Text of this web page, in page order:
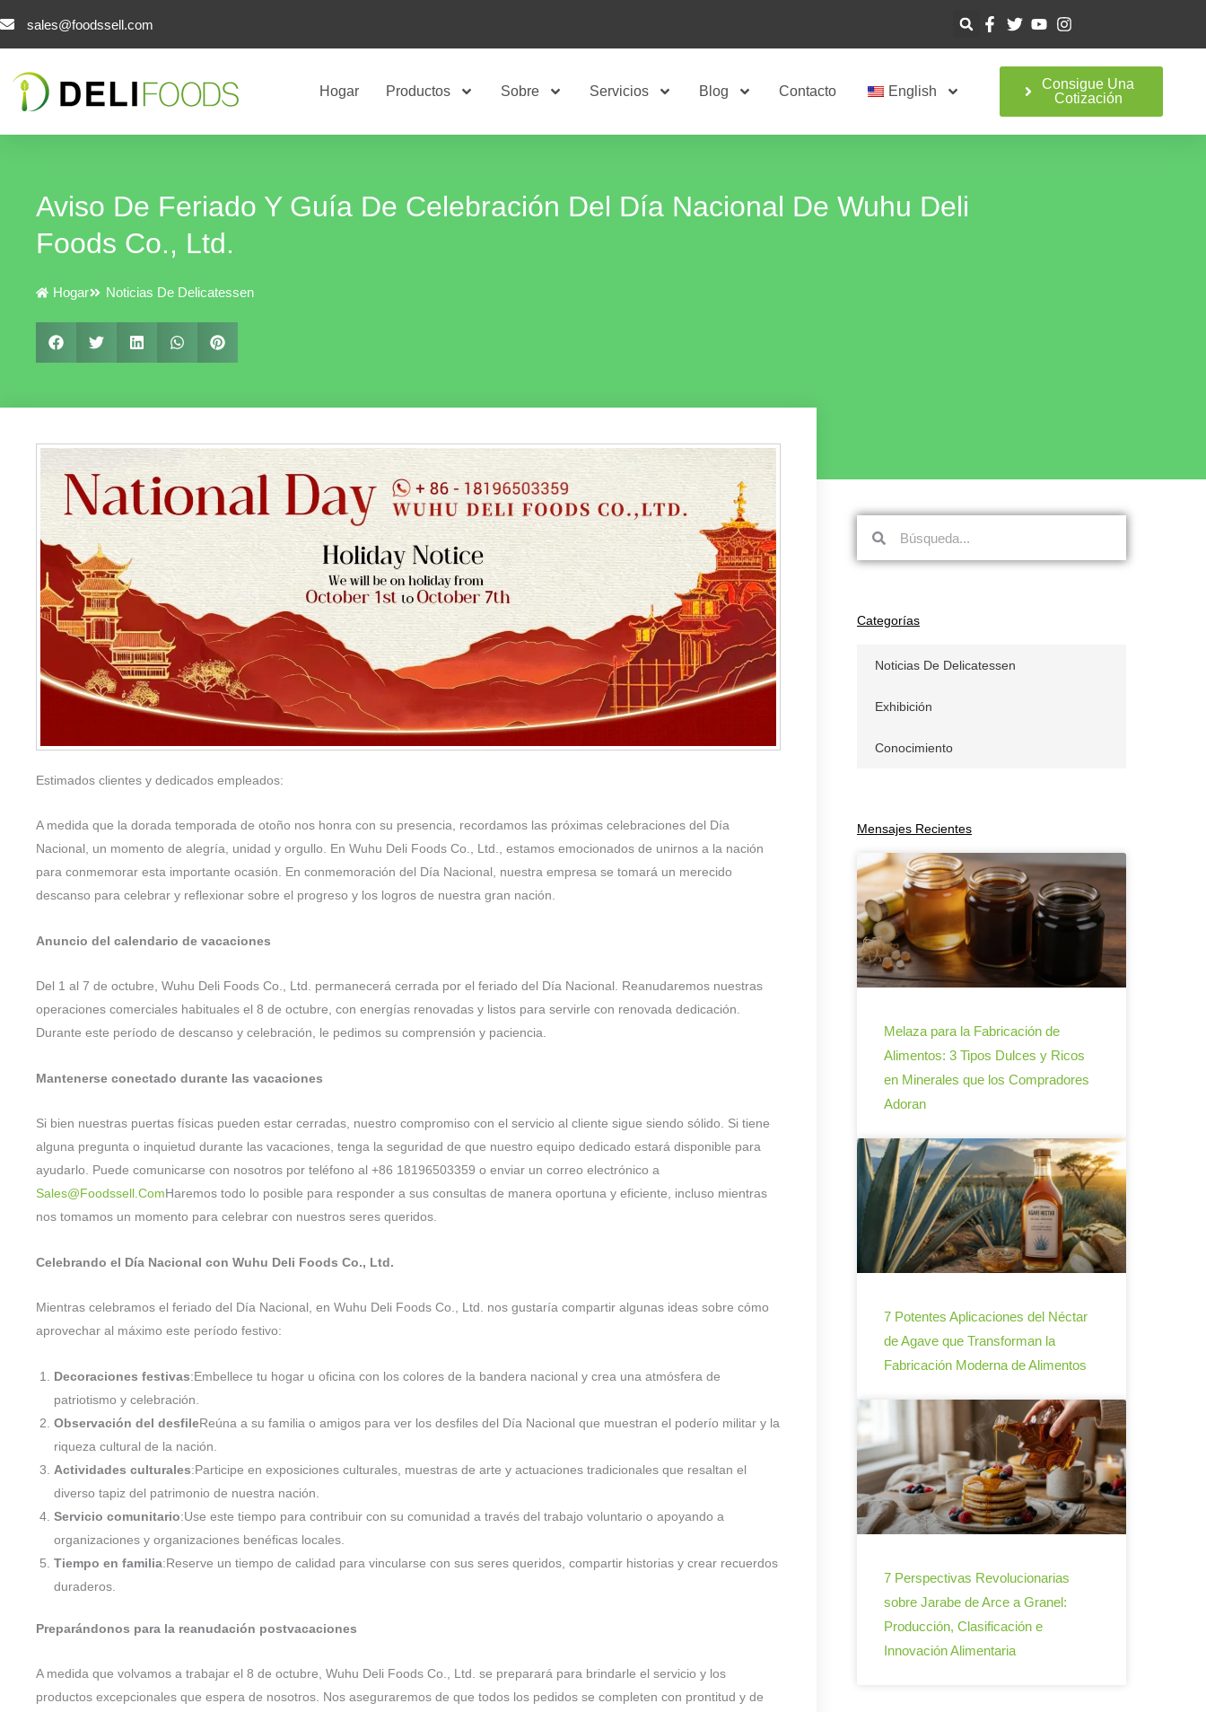
Vertical
sales@foodssell.com
Hogar Productos Sobre Servicios Blog Contacto English
Consigue Una
Cotización
Aviso De Feriado Y Guía De Celebración Del Día Nacional De Wuhu Deli
Foods Co., Ltd.
Hogar Noticias De Delicatessen
Estimados clientes y dedicados empleados:
A medida que la dorada temporada de otoño nos honra con su presencia, recordamos las próximas celebraciones del Día
Nacional, un momento de alegría, unidad y orgullo. En Wuhu Deli Foods Co., Ltd., estamos emocionados de unirnos a la nación
para conmemorar esta importante ocasión. En conmemoración del Día Nacional, nuestra empresa se tomará un merecido
descanso para celebrar y reflexionar sobre el progreso y los logros de nuestra gran nación.
Anuncio del calendario de vacaciones
Del 1 al 7 de octubre, Wuhu Deli Foods Co., Ltd. permanecerá cerrada por el feriado del Día Nacional. Reanudaremos nuestras
operaciones comerciales habituales el 8 de octubre, con energías renovadas y listos para servirle con renovada dedicación.
Durante este período de descanso y celebración, le pedimos su comprensión y paciencia.
Mantenerse conectado durante las vacaciones
Si bien nuestras puertas físicas pueden estar cerradas, nuestro compromiso con el servicio al cliente sigue siendo sólido. Si tiene
alguna pregunta o inquietud durante las vacaciones, tenga la seguridad de que nuestro equipo dedicado estará disponible para
ayudarlo. Puede comunicarse con nosotros por teléfono al +86 18196503359 o enviar un correo electrónico a
Sales@foodssell.comHaremos todo lo posible para responder a sus consultas de manera oportuna y eficiente, incluso mientras
nos tomamos un momento para celebrar con nuestros seres queridos.
Celebrando el Día Nacional con Wuhu Deli Foods Co., Ltd.
Mientras celebramos el feriado del Día Nacional, en Wuhu Deli Foods Co., Ltd. nos gustaría compartir algunas ideas sobre cómo
aprovechar al máximo este período festivo:
Decoraciones festivas:Embellece tu hogar u oficina con los colores de la bandera nacional y crea una atmósfera de
patriotismo y celebración.
Observación del desfileReúna a su familia o amigos para ver los desfiles del Día Nacional que muestran el poderío militar y la
riqueza cultural de la nación.
Actividades culturales:Participe en exposiciones culturales, muestras de arte y actuaciones tradicionales que resaltan el
diverso tapiz del patrimonio de nuestra nación.
Servicio comunitario:Use este tiempo para contribuir con su comunidad a través del trabajo voluntario o apoyando a
organizaciones y organizaciones benéficas locales.
Tiempo en familia:Reserve un tiempo de calidad para vincularse con sus seres queridos, compartir historias y crear recuerdos
duraderos.
Preparándonos para la reanudación postvacaciones
A medida que volvamos a trabajar el 8 de octubre, Wuhu Deli Foods Co., Ltd. se preparará para brindarle el servicio y los
productos excepcionales que espera de nosotros. Nos aseguraremos de que todos los pedidos se completen con prontitud y de
Categorías
Noticias De Delicatessen
Exhibición
Conocimiento
Mensajes Recientes
Melaza para la Fabricación de
Alimentos: 3 Tipos Dulces y Ricos
en Minerales que los Compradores
Adoran
7 Potentes Aplicaciones del Néctar
de Agave que Transforman la
Fabricación Moderna de Alimentos
7 Perspectivas Revolucionarias
sobre Jarabe de Arce a Granel:
Producción, Clasificación e
Innovación Alimentaria